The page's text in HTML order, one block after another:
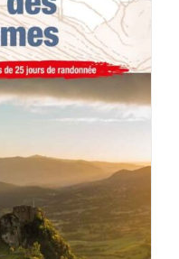
DÉTAILS